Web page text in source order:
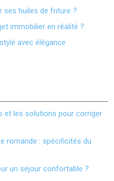
ses huiles de friture ?
immobilier en réalité ?
avec élégance
et les solutions pour corriger
romande : spécificités du
un séjour confortable ?